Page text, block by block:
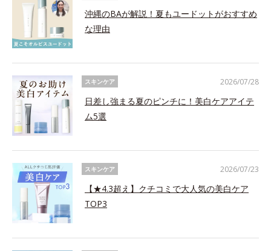
沖縄のBAが解説！夏もユードットがおすすめ
な理由
スキンケア
日差し強まる夏のピンチに！美白ケアアイテ
ム5選
2026/07/28
スキンケア
【★4.3超え】クチコミで大人気の美白ケア
TOP3
2026/07/23